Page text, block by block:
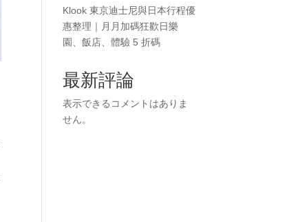
Klook 東京迪士尼與日本行程優
惠整理｜月月加碼狂歡日樂
園、飯店、體驗 5 折碼
最新評論
表示できるコメントはありま
せん。